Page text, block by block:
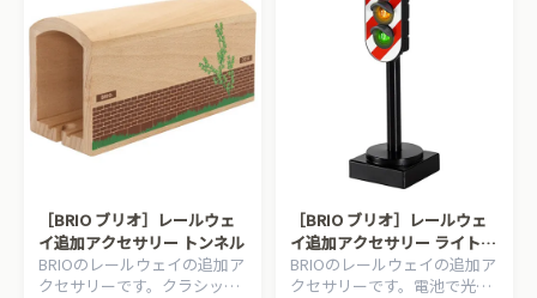
［BRIO ブリオ］レールウェ
イ追加アクセサリー トンネル
BRIOのレールウェイの追加ア
クセサリーです。クラシック
［BRIO ブリオ］レールウェ
イ追加アクセサリー ライトシ
グナル
BRIOのレールウェイの追加ア
クセサリーです。電池で光る